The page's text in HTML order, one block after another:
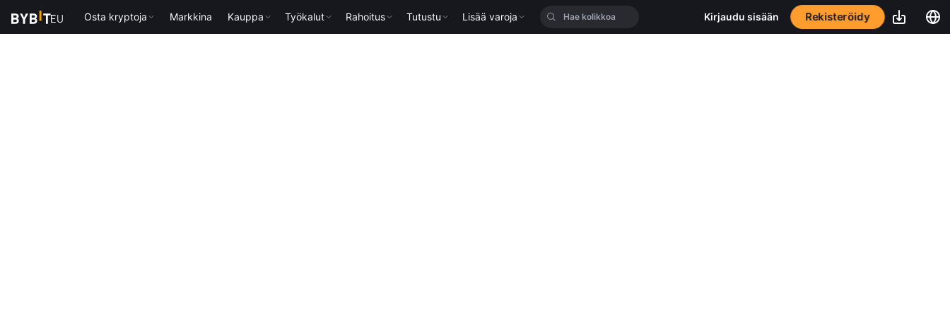
Osta kryptoja Markkina Kauppa Työkalut Rahoitus Tutustu Lisää varoja Kirjaudu sisään Rekisteröidy